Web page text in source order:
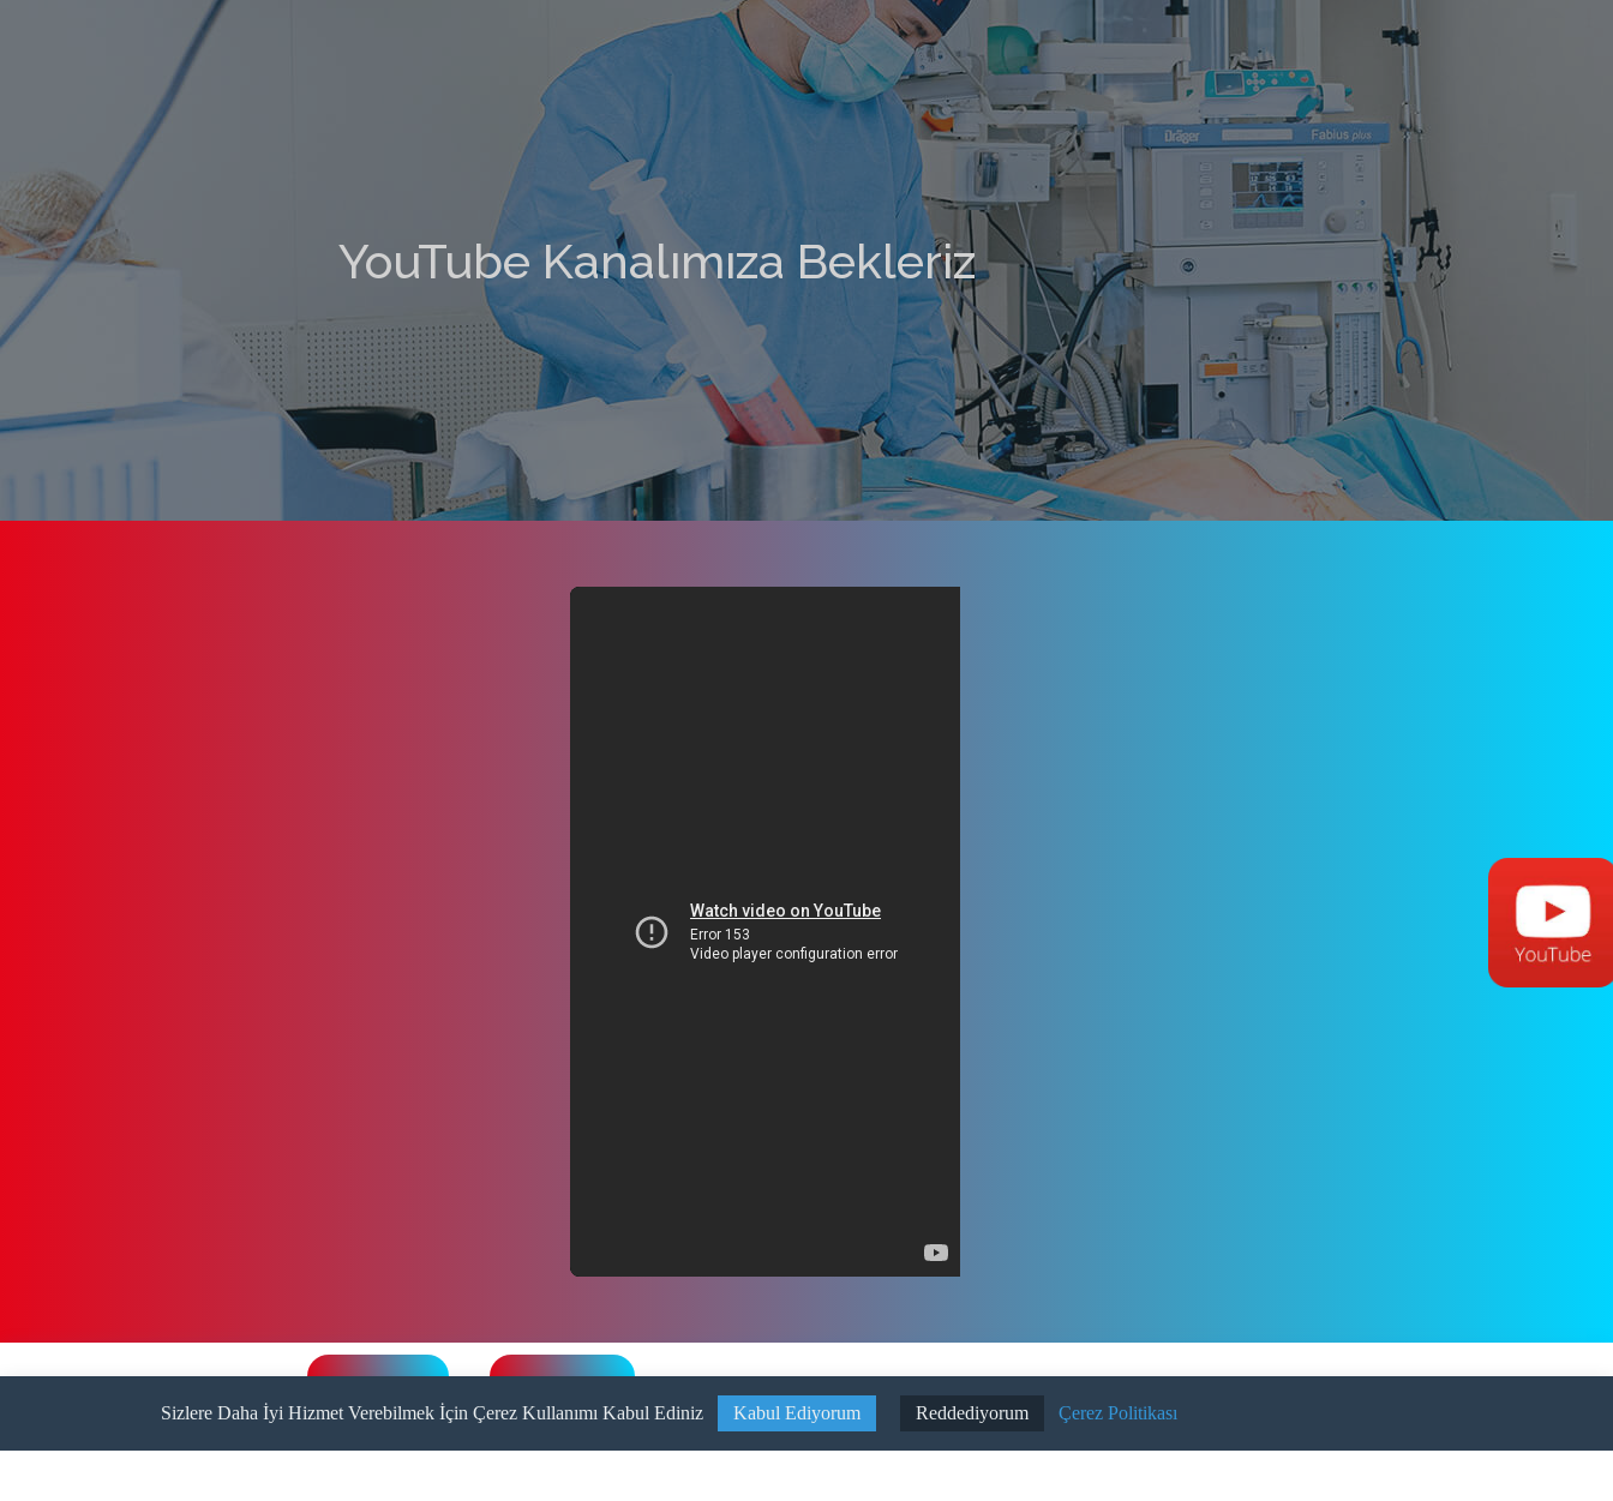
Sizlere Daha İyi Hizmet Verebilmek İçin Çerez Kullanımı Kabul Ediniz Kabul Ediyorum Reddediyorum Çerez Politikası
YouTube Kanalımıza Bekleriz
Özel Egeumut
Anasayfa
Online Randevu
Banka Bilgilerimiz